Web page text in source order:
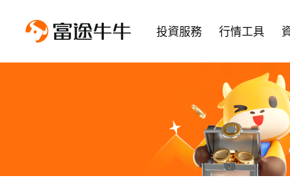
投資服務 行情工具